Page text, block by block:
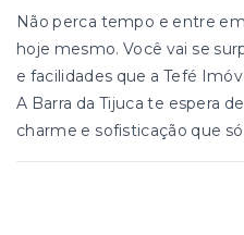
Não perca tempo e entre
hoje mesmo. Você vai se
e facilidades que a Tefé
A Barra da Tijuca te espera
charme e sofisticação que